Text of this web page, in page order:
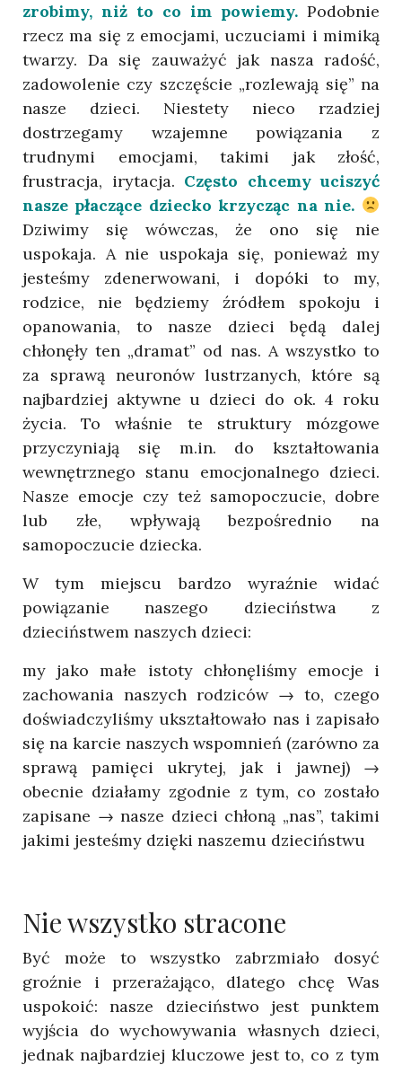
zrobimy, niż to co im powiemy. Podobnie
rzecz ma się z emocjami, uczuciami i mimiką
twarzy. Da się zauważyć jak nasza radość,
zadowolenie czy szczęście „rozlewają się” na
nasze dzieci. Niestety nieco rzadziej
dostrzegamy wzajemne powiązania z
trudnymi emocjami, takimi jak złość,
frustracja, irytacja. Często chcemy uciszyć
nasze płaczące dziecko krzycząc na nie.
Dziwimy się wówczas, że ono się nie
uspokaja. A nie uspokaja się, ponieważ my
jesteśmy zdenerwowani, i dopóki to my,
rodzice, nie będziemy źródłem spokoju i
opanowania, to nasze dzieci będą dalej
chłonęły ten „dramat” od nas. A wszystko to
za sprawą neuronów lustrzanych, które są
najbardziej aktywne u dzieci do ok. 4 roku
życia. To właśnie te struktury mózgowe
przyczyniają się m.in. do kształtowania
wewnętrznego stanu emocjonalnego dzieci.
Nasze emocje czy też samopoczucie, dobre
lub złe, wpływają bezpośrednio na
samopoczucie dziecka.
W tym miejscu bardzo wyraźnie widać
powiązanie naszego dzieciństwa z
dzieciństwem naszych dzieci:
my jako małe istoty chłonęliśmy emocje i
zachowania naszych rodziców → to, czego
doświadczyliśmy ukształtowało nas i zapisało
się na karcie naszych wspomnień (zarówno za
sprawą pamięci ukrytej, jak i jawnej) →
obecnie działamy zgodnie z tym, co zostało
zapisane → nasze dzieci chłoną „nas”, takimi
jakimi jesteśmy dzięki naszemu dzieciństwu
Nie wszystko stracone
Być może to wszystko zabrzmiało dosyć
groźnie i przerażająco, dlatego chcę Was
uspokoić: nasze dzieciństwo jest punktem
wyjścia do wychowywania własnych dzieci,
jednak najbardziej kluczowe jest to, co z tym